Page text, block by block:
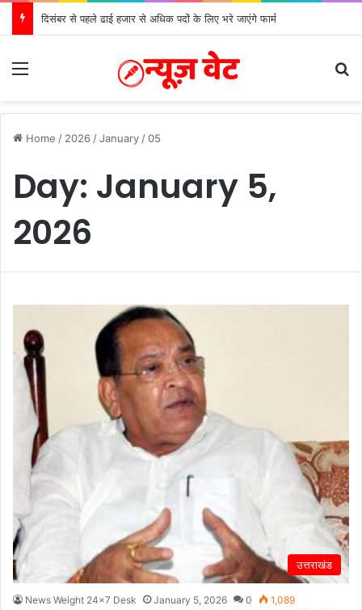
दिसंबर से पहले ढाई हजार से अधिक पदों के लिए भरे जाएंगे फार्म
Home / 2026 /January /05
Day: January 5,
2026
उत्तराखंड
News Weight 24x7 Desk January 5, 2026 0 1,089